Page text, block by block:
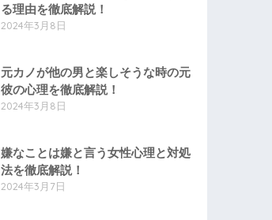
る理由を徹底解説！
2024年3月8日
元カノが他の男と楽しそうな時の元
彼の心理を徹底解説！
2024年3月8日
嫌なことは嫌と言う女性心理と対処
法を徹底解説！
2024年3月7日